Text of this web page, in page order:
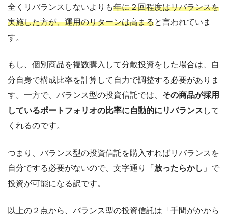
全くリバランスしないよりも年に２回程度はリバランスを
実施した方が、運用のリターンは高まると言われていま
す。
もし、個別商品を複数購入して分散投資をした場合は、自
分自身で構成比率を計算して自力で調整する必要がありま
す。一方で、バランス型の投資信託では、 その商品が採用
しているポートフォリオの比率に自動的にリバランス して
くれるのです。
つまり、バランス型の投資信託を購入すればリバランスを
自分でする必要がないので、文字通り「 放ったらかし 」で
投資が可能になる訳です。
以上の２点から、バランス型の投資信託は「手間がかから